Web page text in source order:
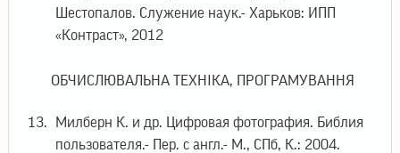
Шестопалов. Служение наук.- Харьков: ИПП
«Контраст», 2012
ОБЧИСЛЮВАЛЬНА ТЕХНІКА, ПРОГРАМУВАННЯ
Милберн К. и др. Цифровая фотография. Библия
пользователя.- Пер. с англ.- М., СПб, К.: 2004.